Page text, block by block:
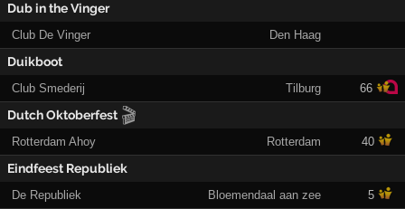
Dub in the Vinger
Club De Vinger Den Haag
Duikboot
Club Smederij Tilburg 66
Dutch Oktoberfest 🎬
Rotterdam Ahoy Rotterdam 40
Eindfeest Republiek
De Republiek Bloemendaal aan zee 5